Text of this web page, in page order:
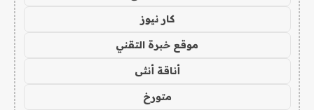
كار نيوز
موقع خبرة التقني
أناقة أنثى
متورخ